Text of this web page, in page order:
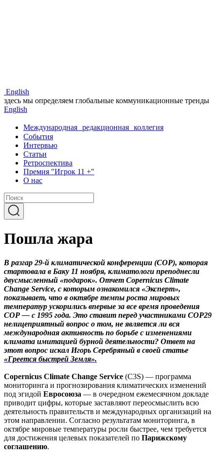
English
здесь мы определяем глобальные коммуникационные тренды
English
Международная редакционная коллегия
События
Интервью
Статьи
Ретроспектива
Премия "Игрок 11 +"
О нас
Пошла жара
В разгар 29-й климатической конференции (СОР), которая
стартовала в Баку 11 ноября, климатологи преподнесли
двусмысленный «подарок». Отчет Copernicus Climate
Change Service, с которым ознакомился «Эксперт»,
показывает, что в октябре темпы роста мировых
температур ускорились впервые за все время проведения
СОР — с 1995 года. Это ставит перед участниками СОР29
нелицеприятный вопрос о том, не является ли вся
международная активность по борьбе с изменениями
климата имитацией бурной деятельности? Ответ на
этот вопрос искал Игорь Серебряный в своей статье
«Греется быстрей Земля».
Copernicus Climate Change Service (C3S) — программа
мониторинга и прогнозирования климатических изменений
под эгидой Евросоюза — в очередном ежемесячном докладе
приводит цифры, которые заставляют переосмыслить всю
деятельность правительств и международных организаций на
этом направлении. Согласно результатам мониторинга, в
октябре мировые температуры росли быстрее, чем требуется
для достижения целевых показателей по Парижскому
соглашению.